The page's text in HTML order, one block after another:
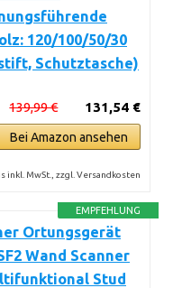
120/100/50/30
Schutztasche)
131,54 €
139,99 €
Bei Amazon ansehen
inkl. MwSt., zzgl. Versandkosten
EMPFEHLUNG
Ortungsgerät
Wand Scanner
Stud